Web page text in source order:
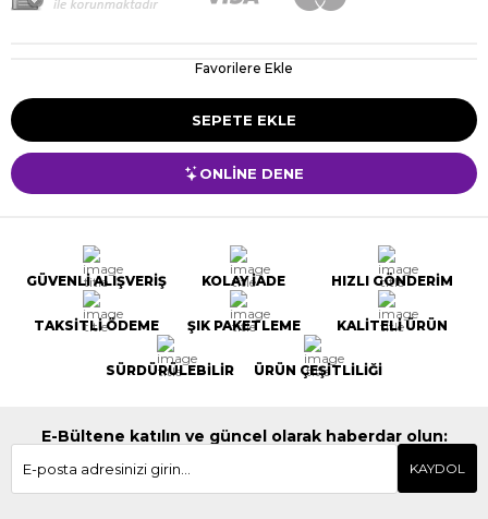
Favorilere Ekle
ONLİNE DENE
GÜVENLİ ALIŞVERİŞ KOLAY İADE HIZLI GÖNDERİM
TAKSİTLİ ÖDEME ŞIK PAKETLEME KALİTELİ ÜRÜN
SÜRDÜRÜLEBİLİR ÜRÜN ÇEŞİTLİLİĞİ
E-Bültene katılın ve güncel olarak haberdar olun:
KAYDOL